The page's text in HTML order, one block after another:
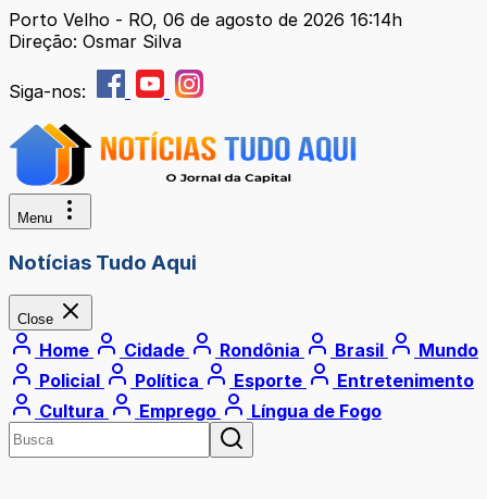
Porto Velho - RO, 06 de agosto de 2026 16:14h
Direção: Osmar Silva
Siga-nos:
Menu
Notícias Tudo Aqui
Close
Home Cidade Rondônia Brasil
Mundo
Policial
Política Esporte
Entretenimento
Cultura
Emprego Língua de Fogo